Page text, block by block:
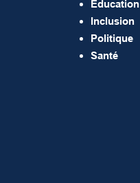
Éducation
Inclusion
Politique
Santé